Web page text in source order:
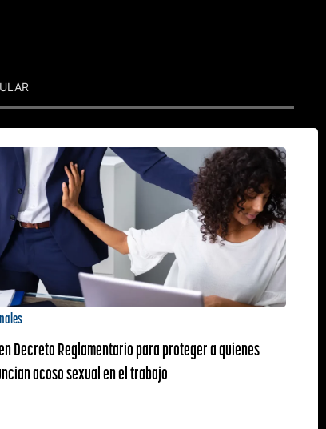
Decreto Reglamentario para proteger a quienes
acoso sexual en el trabajo